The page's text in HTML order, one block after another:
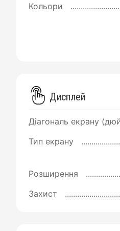
Кольори
Дисплей
Діагональ екрану
Тип екрану
Розширення
Захист